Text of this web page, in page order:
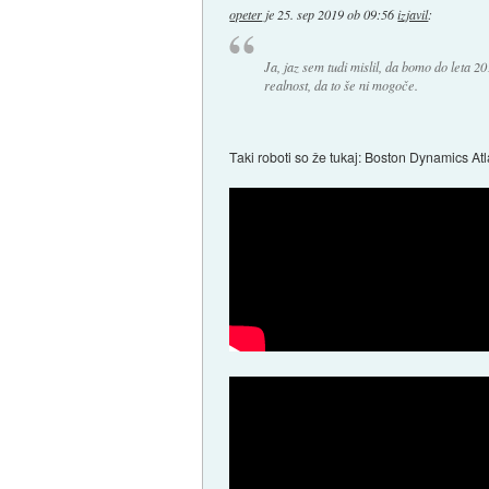
opeterje25. sep 2019 ob 09:56 izjavil:
Ja, jaz sem tudi mislil, da bomo do leta
realnost, da to še ni mogoče.
Taki roboti so že tukaj: Boston Dynamics